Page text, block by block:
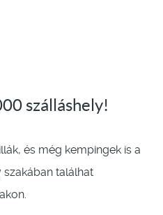
szálláshely!
és még kempingek is a
találhat